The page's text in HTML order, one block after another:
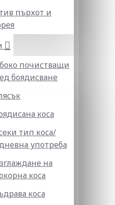
пърхот и
почистващи
боядисване
коса
тип коса/
употреба
на
коса
коса